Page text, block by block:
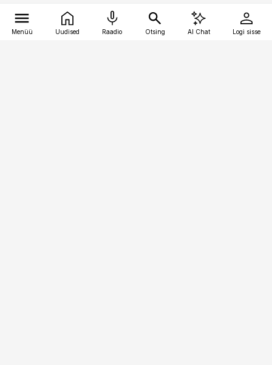
Menüü Uudised Raadio Otsing AI Chat Logi sisse